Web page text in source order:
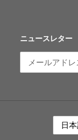
ニュースレター
言
語
日